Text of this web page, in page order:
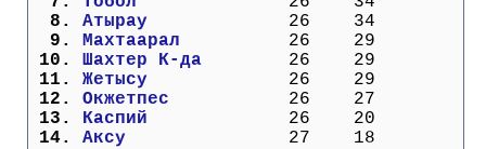
  8.
Атырау
  26    34
  9.
Махтаарал
  26    29
10.
Шахтер К-да
  26    29
11. Жетысу
  26    29
12. Окжетпес
  26    27
13.
Каспий
  26    20
14. Аксу
  27    18